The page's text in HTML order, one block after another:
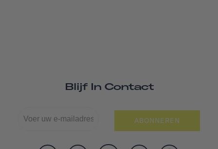
Blijf In Contact
ABONNEREN